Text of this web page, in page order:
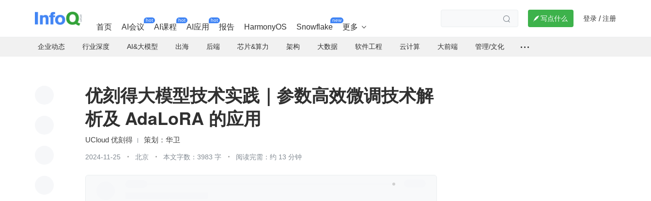
首页 AI会议
hot
AI课程
hot
AI应用
hot
报告 HarmonyOS Snowflake
new
更多 
  写点什么 登录 / 注册
企业动态 行业深度 AI&大模型 出海 后端 芯片&算力 架构 大数据 软件工程 云计算 大前端 管理/文化
优刻得大模型技术实践｜参数高效微调技术解
析及 AdaLoRA 的应用
UCloud 优刻得 华卫
2024-11-25 北京 本文字数：3983 字 阅读完需：约 13 分钟